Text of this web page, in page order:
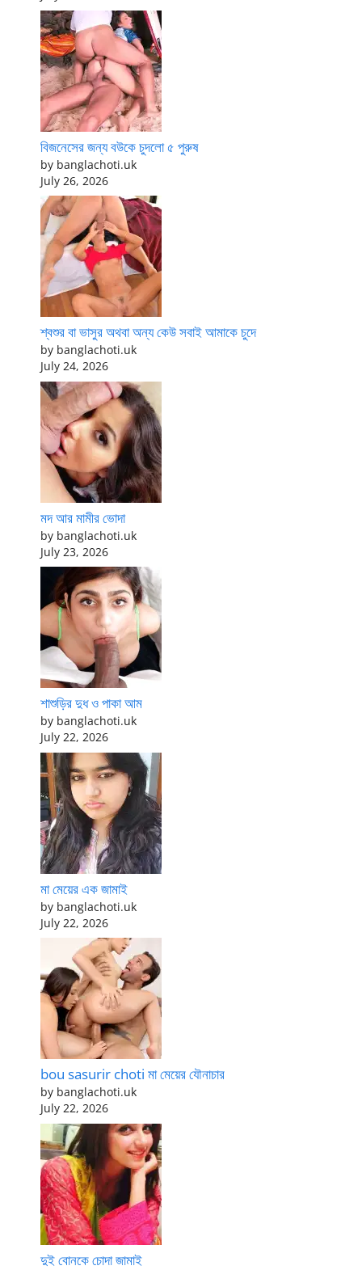
বিজনেসের জন্য বউকে চুদলো ৫ পুরুষ
by banglachoti.uk
July 26, 2026
শ্বশুর বা ভাসুর অথবা অন্য কেউ সবাই আমাকে চুদে
by banglachoti.uk
July 24, 2026
মদ আর মামীর ভোদা
by banglachoti.uk
July 23, 2026
শাশুড়ির দুধ ও পাকা আম
by banglachoti.uk
July 22, 2026
মা মেয়ের এক জামাই
by banglachoti.uk
July 22, 2026
bou sasurir choti মা মেয়ের যৌনাচার
by banglachoti.uk
July 22, 2026
দুই বোনকে চোদা জামাই